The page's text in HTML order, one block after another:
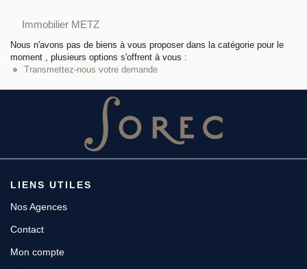
Immobilier METZ
Nous n'avons pas de biens à vous proposer dans la catégorie pour le
moment , plusieurs options s'offrent à vous :
Transmettez-nous votre demande
LIENS UTILES
Nos Agences
Contact
Mon compte